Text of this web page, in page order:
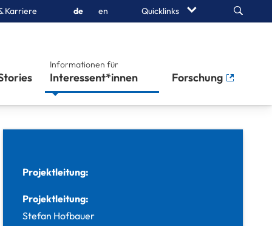
Karriere de en Quicklinks Search
Informationen für
Interessent*innen Forschung
Projektleitung:
Projektleitung:
Stefan Hofbauer